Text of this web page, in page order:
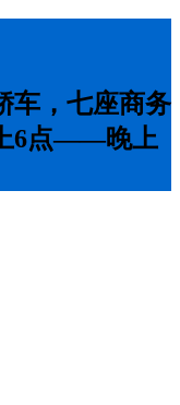
车，七座商务
6点——晚上